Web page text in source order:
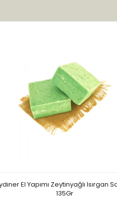
El Yapımı Zeytinyağlı Isırgan
135Gr